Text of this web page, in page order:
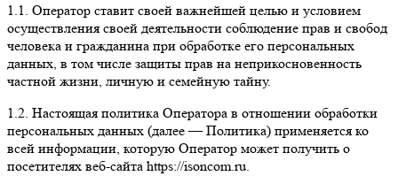
1.1. Оператор ставит своей важнейшей целью и условием
осуществления своей деятельности соблюдение прав и свобод
человека и гражданина при обработке его персональных
данных, в том числе защиты прав на неприкосновенность
частной жизни, личную и семейную тайну.
1.2. Настоящая политика Оператора в отношении обработки
персональных данных (далее — Политика) применяется ко
всей информации, которую Оператор может получить о
посетителях веб-сайта https://isoncom.ru.